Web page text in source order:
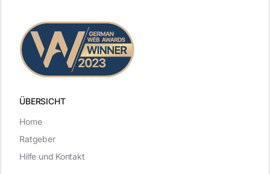
ÜBERSICHT
Home
Ratgeber
Hilfe und Kontakt